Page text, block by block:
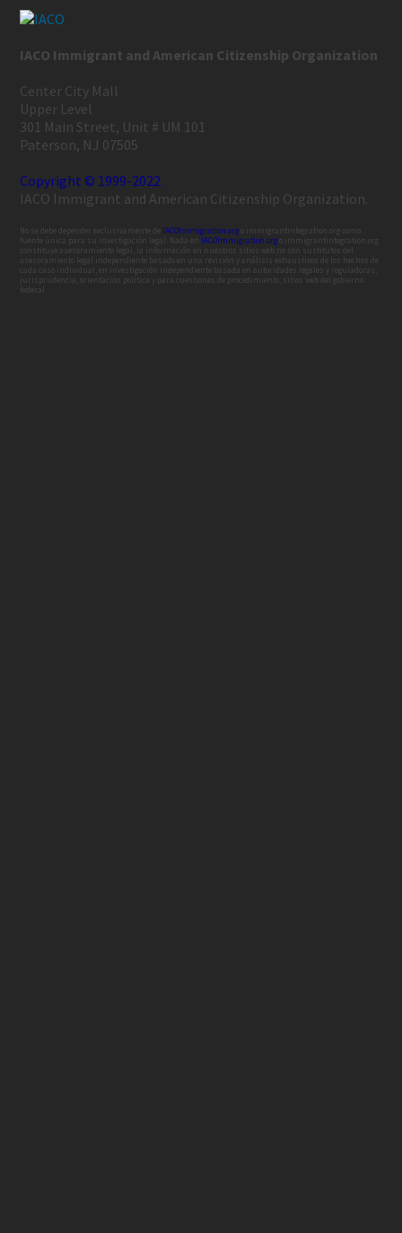
IACO Immigrant and American Citizenship Organization
Center City Mall
Upper Level
301 Main Street, Unit # UM 101
Paterson, NJ 07505
Copyright © 1999-2022
IACO Immigrant and American Citizenship Organization.
No se debe depender exclusivamente de IACOImmigration.org o immigrantintegration.org como
fuente única para su investigación legal. Nada en IACOImmigration.org o immigrantintegration.org
constituye asesoramiento legal, la información en nuestros sitios web no son sustitutos del
asesoramiento legal independiente basado en una revisión y análisis exhaustivos de los hechos de
cada caso individual, en investigación independiente basada en autoridades legales y reguladoras,
jurisprudencia, orientación política y para cuestiones de procedimiento, sitios web del gobierno
federal.